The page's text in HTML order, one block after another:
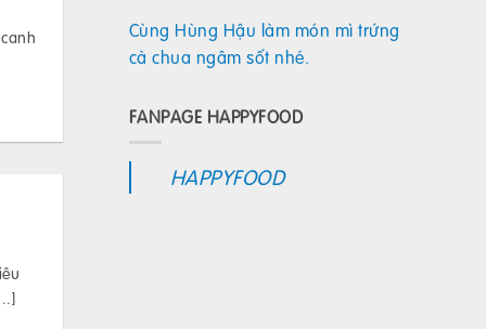
Cùng Hùng Hậu làm món mì trứng
cà chua ngâm sốt nhé.
FANPAGE HAPPYFOOD
HAPPYFOOD